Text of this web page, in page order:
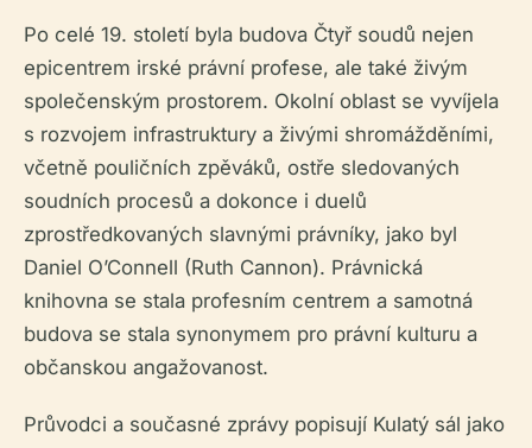
Po celé 19. století byla budova Čtyř soudů nejen
epicentrem irské právní profese, ale také živým
společenským prostorem. Okolní oblast se vyvíjela
s rozvojem infrastruktury a živými shromážděními,
včetně pouličních zpěváků, ostře sledovaných
soudních procesů a dokonce i duelů
zprostředkovaných slavnými právníky, jako byl
Daniel O’Connell (Ruth Cannon). Právnická
knihovna se stala profesním centrem a samotná
budova se stala synonymem pro právní kulturu a
občanskou angažovanost.
Průvodci a současné zprávy popisují Kulatý sál jako